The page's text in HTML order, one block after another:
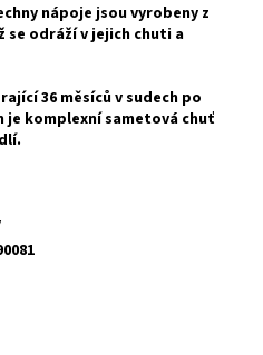
nápoje jsou vyrobeny z
odráží v jejich chuti a
36 měsíců v sudech po
komplexní sametová chuť